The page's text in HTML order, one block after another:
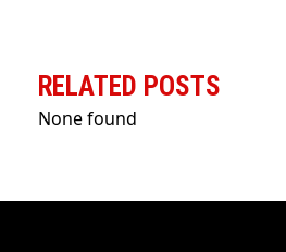
RELATED POSTS
None found